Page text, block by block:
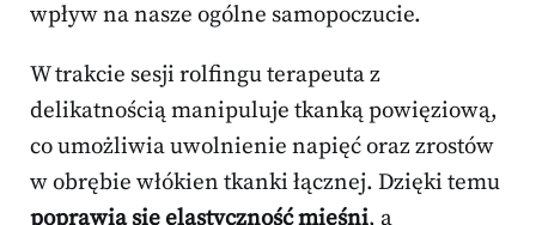
wpływ na nasze ogólne samopoczucie.
W trakcie sesji rolfingu terapeuta z
delikatnością manipuluje tkanką powięziową,
co umożliwia uwolnienie napięć oraz zrostów
w obrębie włókien tkanki łącznej. Dzięki temu
poprawia się elastyczność mięśni, a